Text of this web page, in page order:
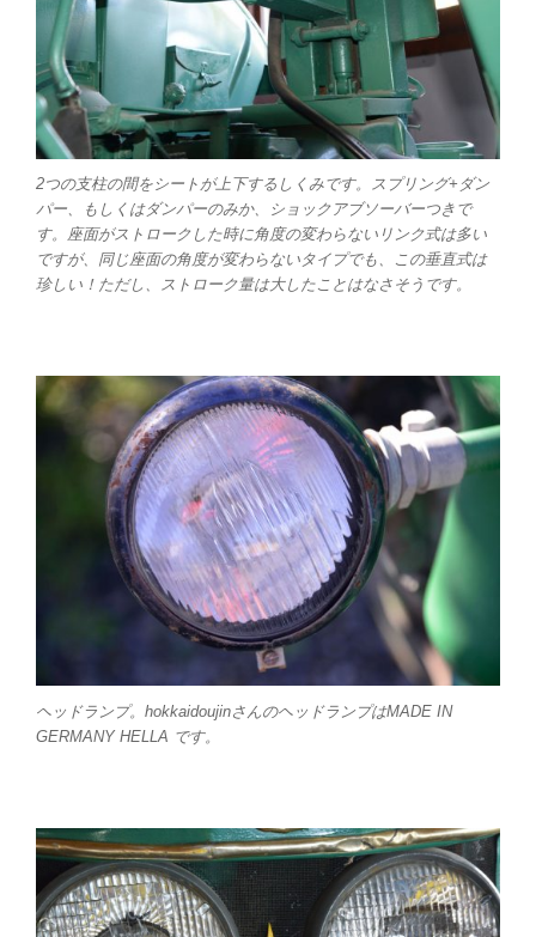
2つの支柱の間をシートが上下するしくみです。スプリング+ダン
パー、もしくはダンパーのみか、ショックアブソーバーつきで
す。座面がストロークした時に角度の変わらないリンク式は多い
ですが、同じ座面の角度が変わらないタイプでも、この垂直式は
珍しい！ただし、ストローク量は大したことはなさそうです。
ヘッドランプ。hokkaidoujinさんのヘッドランプはMADE IN
GERMANY HELLA です。